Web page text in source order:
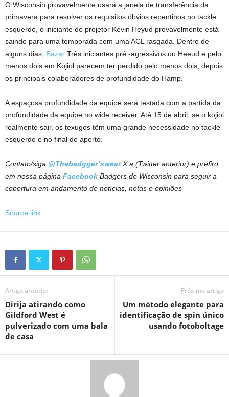
O Wisconsin provavelmente usará a janela de transferência da
primavera para resolver os requisitos óbvios repentinos no tackle
esquerdo, o iniciante do projetor Kevin Heyud provavelmente está
saindo para uma temporada com uma ACL rasgada. Dentro de
alguns dias, Bazar Três iniciantes pré -agressivos ou Heeud e pelo
menos dois em Kojiol parecem ter perdido pelo menos dois, depois
os principais colaboradores de profundidade do Hamp.
A espaçosa profundidade da equipe será testada com a partida da
profundidade da equipe no wide receiver. Até 15 de abril, se o kojiol
realmente sair, os texugos têm uma grande necessidade no tackle
esquerdo e no final do aperto.
Contato/siga @Thebadgger’swearX a (Twitter anterior) e prefiro
em nossa página Facebook Badgers de Wisconsin para seguir a
cobertura em andamento de notícias, notas e opiniões
Source link
Artigo anterior
Dirija atirando como
Gildford West é
pulverizado com uma bala
de casa
Próximo artigo
Um método elegante para
identificação de spin único
usando fotoboltage